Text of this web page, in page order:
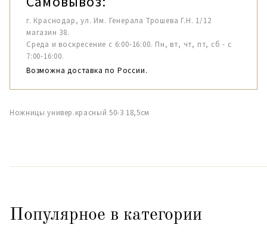
г. Краснодар, ул. Им. Генерала Трошева Г.Н. 1/12
магазин 38.
Среда и воскресение с 6:00-16:00. Пн, вт, чт, пт, сб - с
7:00-16:00.
Возможна доставка по России.
Ножницы универ.красный 50-3 18,5см
Популярное в категории